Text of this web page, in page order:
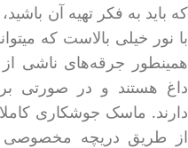
که باید به فکر تهیه آن
با نور خیلی بالاست که
همینطور جرقه‌های ناشی
داغ هستند و در صورتی
دارند. ماسک جوشکاری
از طریق دریچه